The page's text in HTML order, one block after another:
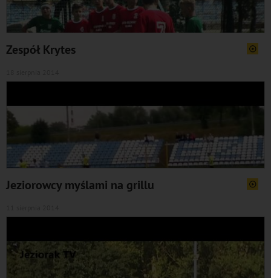
Zespół Krytes
Jeziorowcy myślami na grillu